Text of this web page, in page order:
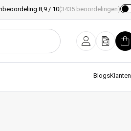
8,9 / 10(3435 beoordelingen)
InloggenOfferte
Blogs